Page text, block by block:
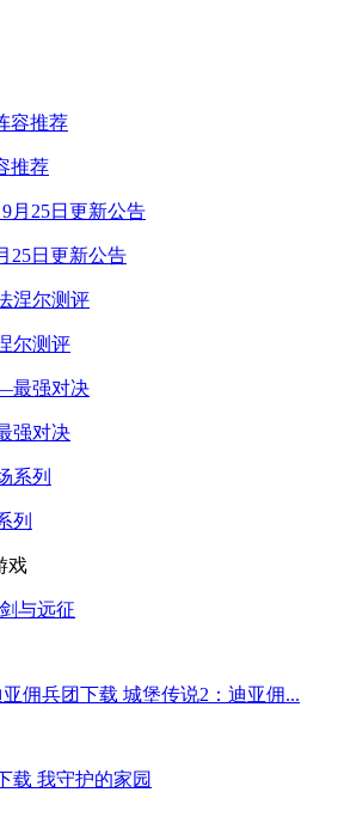
推荐
25日更新公告
尔测评
强对决
列
戏
剑与远征
城堡传说2：迪亚佣...
我守护的家园